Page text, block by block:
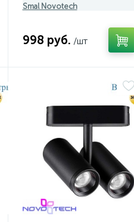
Smal Novotech
998 руб. /шт